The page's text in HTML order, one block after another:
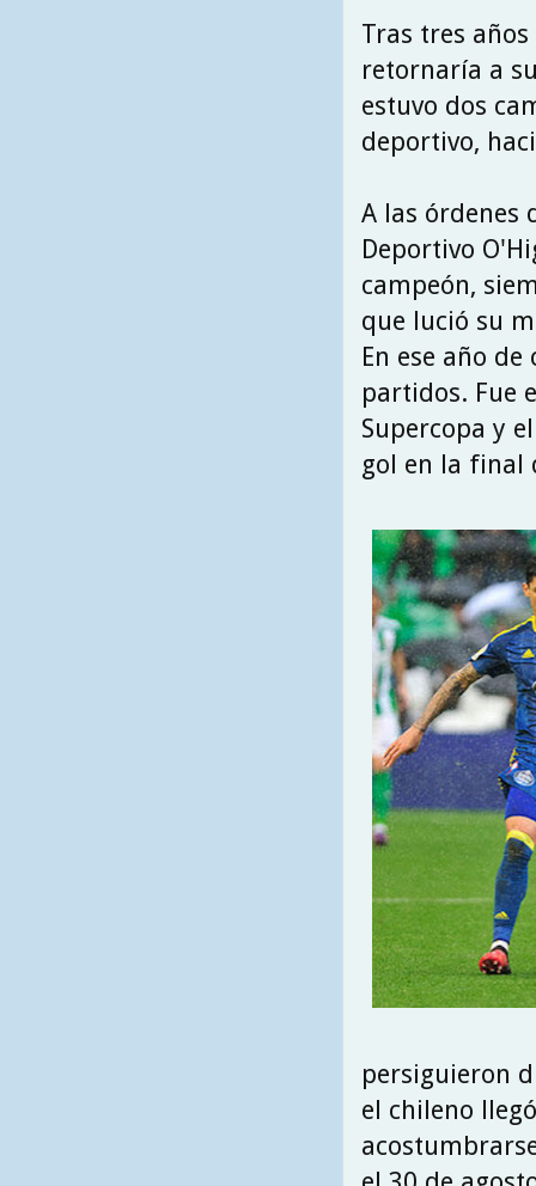
Tras tres
retornaría a
estuvo dos
deportivo,
A las órdenes
Deportivo
campeón,
que lució su
En ese año
partidos. Fue
Supercopa y
gol en la final
persiguieron
el chileno